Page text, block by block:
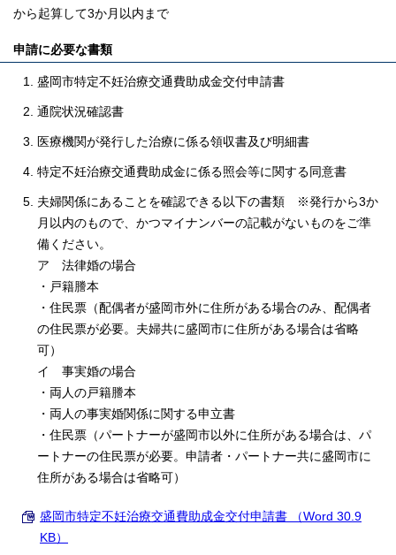
から起算して3か月以内まで
申請に必要な書類
盛岡市特定不妊治療交通費助成金交付申請書
通院状況確認書
医療機関が発行した治療に係る領収書及び明細書
特定不妊治療交通費助成金に係る照会等に関する同意書
夫婦関係にあることを確認できる以下の書類 ※発行から3か
月以内のもので、かつマイナンバーの記載がないものをご準
備ください。
ア 法律婚の場合
・戸籍謄本
・住民票（配偶者が盛岡市外に住所がある場合のみ、配偶者
の住民票が必要。夫婦共に盛岡市に住所がある場合は省略
可）
イ 事実婚の場合
・両人の戸籍謄本
・両人の事実婚関係に関する申立書
・住民票（パートナーが盛岡市以外に住所がある場合は、パ
ートナーの住民票が必要。申請者・パートナー共に盛岡市に
住所がある場合は省略可）
盛岡市特定不妊治療交通費助成金交付申請書 （Word 30.9
KB）